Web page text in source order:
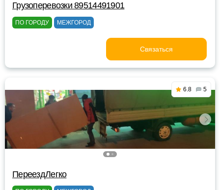
Грузоперевозки 89514491901
ПО ГОРОДУ МЕЖГОРОД
Связаться
6.8 5
ПереездЛегко